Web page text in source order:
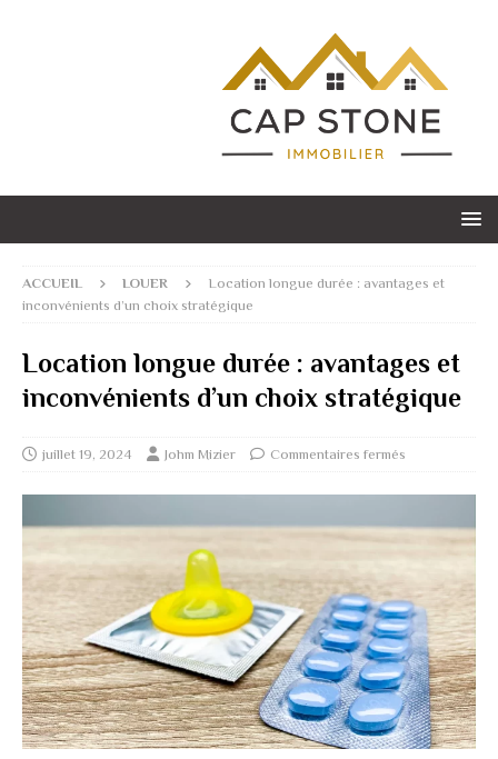
ACCUEIL LOUER
Location longue durée : avantages et
inconvénients d’un choix stratégique
Location longue durée : avantages et
inconvénients d’un choix stratégique
juillet 19, 2024 Johm Mizier Commentaires fermés